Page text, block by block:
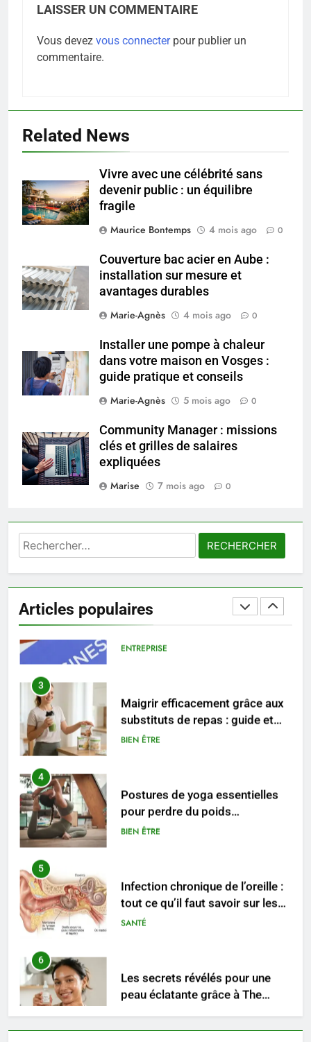
LAISSER UN COMMENTAIRE
Vous devez vous connecterpour publier un
commentaire.
Related News
Vivre avec une célébrité sans
devenir public : un équilibre
fragile
Maurice Bontemps
4 mois ago 0
Couverture bac acier en Aube :
installation sur mesure et
avantages durables
Marie-Agnès
4 mois ago 0
Installer une pompe à chaleur
dans votre maison en Vosges :
guide pratique et conseils
Marie-Agnès
5 mois ago 0
Community Manager : missions
clés et grilles de salaires
expliquées
Marise
7 mois ago 0
Rechercher :
Articles populaires
tout ce qu’il faut savoir sur les
saignements
SANTÉ
6
Les secrets révélés pour une
peau éclatante grâce à The
7
seniors: aménagement et
exercices
BIEN ÊTRE
8
Voyance à La Rochelle : où
sérieux à un tarif juste ?
BIEN ÊTRE
1
Les tendances mode qui
MODE
2
ENTREPRISE
conseils pratiques
BIEN ÊTRE
4
rapidement et durable
BIEN ÊTRE
5
saignements
SANTÉ
6
Ordinary
SANTÉ
7